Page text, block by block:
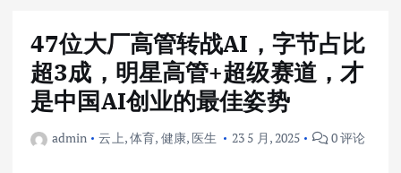
47位大厂高管转战AI，字节占比
超3成，明星高管+超级赛道，才
是中国AI创业的最佳姿势
admin 云上,体育, 健康, 医生 23 5 月, 2025 0 评论